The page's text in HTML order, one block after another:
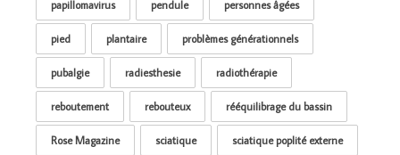
papillomavirus pendule personnes âgées
pied plantaire problèmes générationnels
pubalgie radiesthesie radiothérapie
reboutement rebouteux rééquilibrage du bassin
Rose Magazine sciatique sciatique poplité externe